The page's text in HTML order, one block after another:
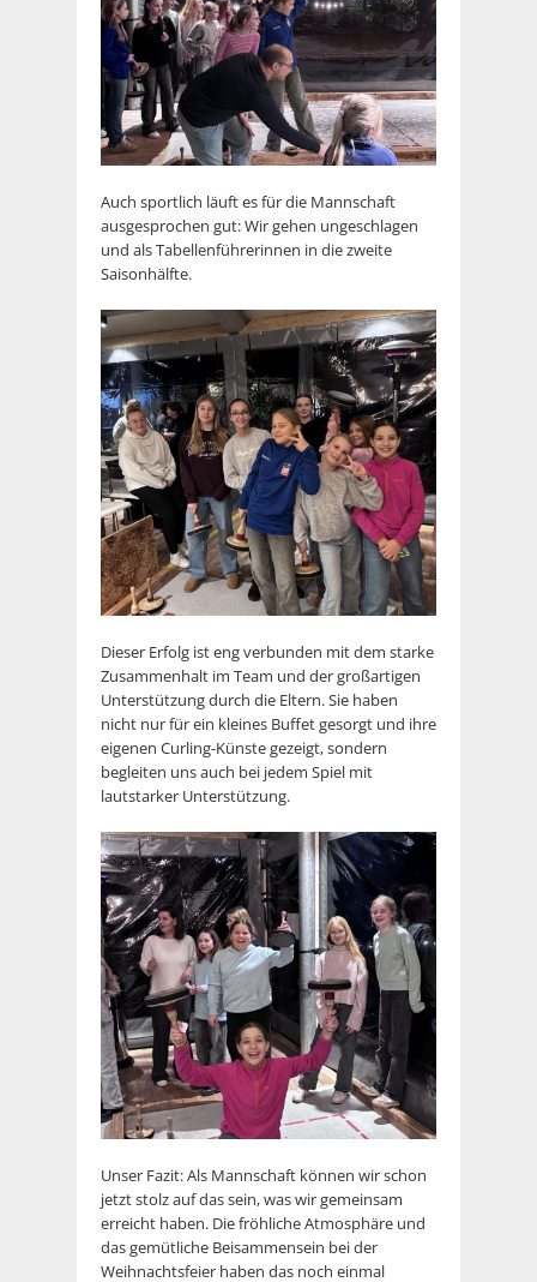
Auch sportlich läuft es für die Mannschaft
ausgesprochen gut: Wir gehen ungeschlagen
und als Tabellenführerinnen in die zweite
Saisonhälfte.
Dieser Erfolg ist eng verbunden mit dem starke
Zusammenhalt im Team und der großartigen
Unterstützung durch die Eltern. Sie haben
nicht nur für ein kleines Buffet gesorgt und ihre
eigenen Curling-Künste gezeigt, sondern
begleiten uns auch bei jedem Spiel mit
lautstarker Unterstützung.
Unser Fazit: Als Mannschaft können wir schon
jetzt stolz auf das sein, was wir gemeinsam
erreicht haben. Die fröhliche Atmosphäre und
das gemütliche Beisammensein bei der
Weihnachtsfeier haben das noch einmal